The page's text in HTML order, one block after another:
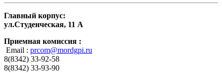
Главный корпус:
ул.Студенческая, 11 А
Приемная комиссия :
Email : prcom@mordgpi.ru
8(8342) 33-92-58
8(8342) 33-93-90